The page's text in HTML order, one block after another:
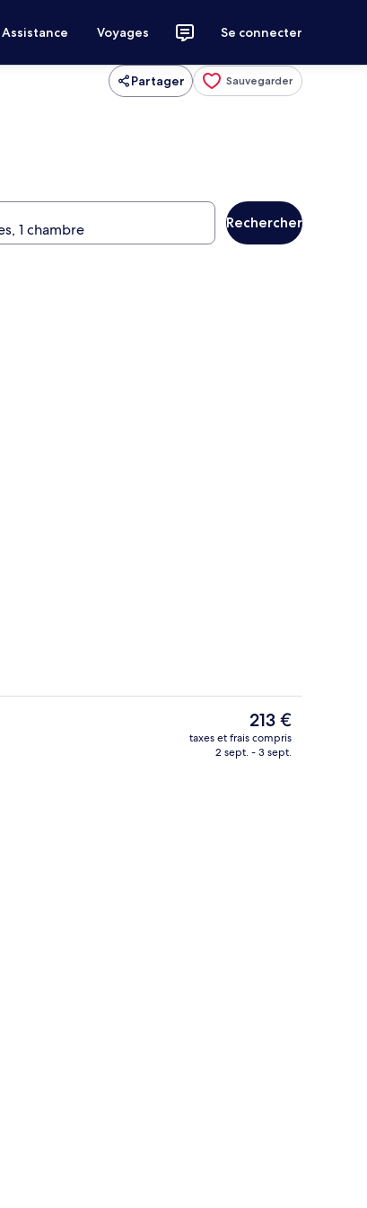
Assistance Voyages Se connecter
Partager Sauvegarder
Rechercher
Le
prix
actuel
213 €
taxes et frais compris
2 sept. - 3 sept.